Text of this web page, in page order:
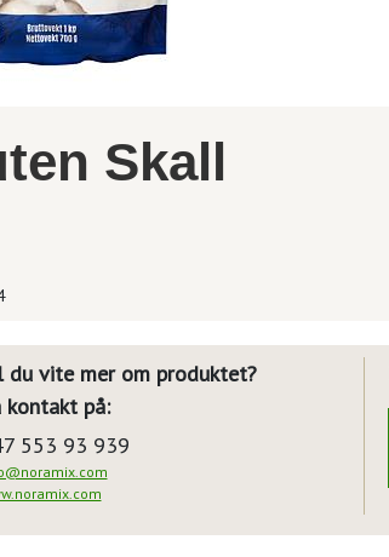
Skall
du vite mer om produktet?
kontakt på:
553 93 939